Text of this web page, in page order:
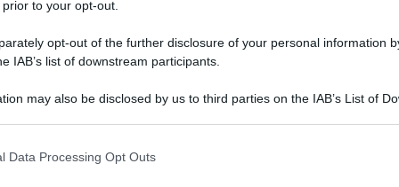
to your opt-out.
opt-out of the further disclosure of your personal information
IAB’s list of downstream participants.
may also be disclosed by us to third parties on the IAB’s List of
including but not limited to your visit or usage behaviour. You may
Data Processing Opt Outs